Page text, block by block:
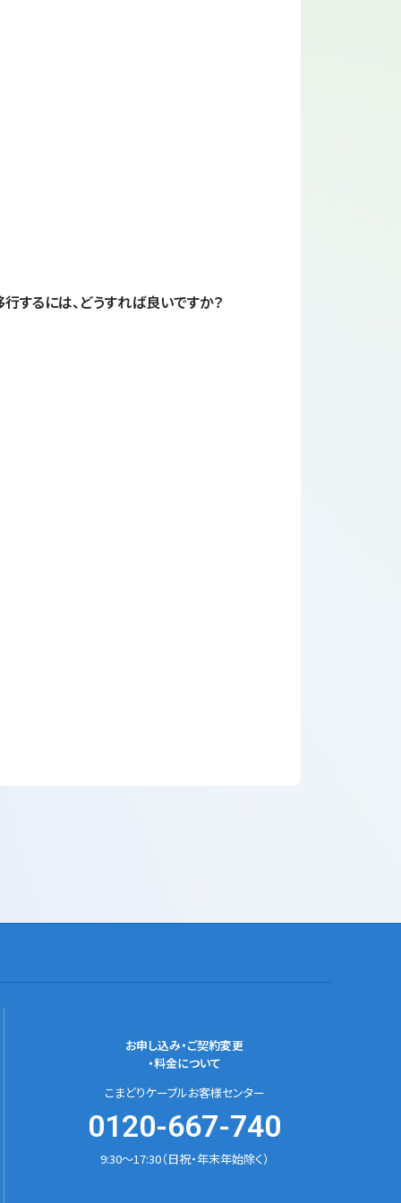
するには、どうすれば良いですか？
お申し込み・ご契約変更
・料金について
こまどりケーブルお客様センター
0120-667-740
9:30～17:30（日祝・年末年始除く）